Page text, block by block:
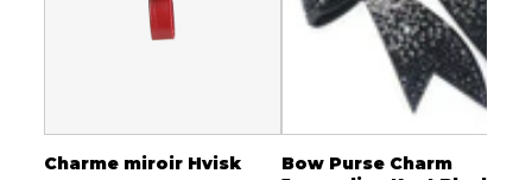
Charme miroir Hvisk
Bow Purse Charm